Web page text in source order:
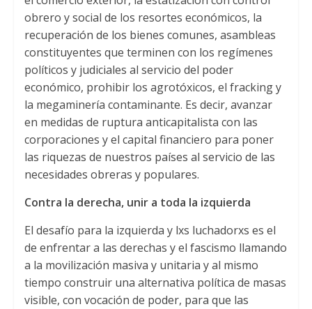
obrero y social de los resortes económicos, la
recuperación de los bienes comunes, asambleas
constituyentes que terminen con los regímenes
políticos y judiciales al servicio del poder
económico, prohibir los agrotóxicos, el fracking y
la megaminería contaminante. Es decir, avanzar
en medidas de ruptura anticapitalista con las
corporaciones y el capital financiero para poner
las riquezas de nuestros países al servicio de las
necesidades obreras y populares.
Contra la derecha, unir a toda la izquierda
El desafío para la izquierda y lxs luchadorxs es el
de enfrentar a las derechas y el fascismo llamando
a la movilización masiva y unitaria y al mismo
tiempo construir una alternativa política de masas
visible, con vocación de poder, para que las